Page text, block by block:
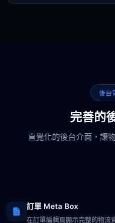
後台
完善的
直覺化的後台介面，讓
訂單 Meta Box
在訂單編輯頁顯示完整的物流